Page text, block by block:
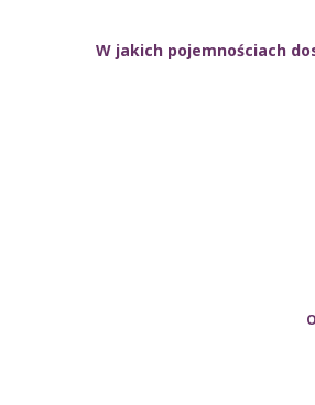
W jakich pojemnościach